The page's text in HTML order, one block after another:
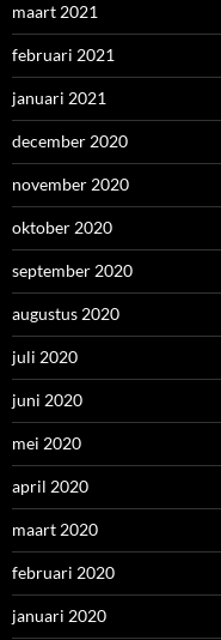
maart 2021
februari 2021
januari 2021
december 2020
november 2020
oktober 2020
september 2020
augustus 2020
juli 2020
juni 2020
mei 2020
april 2020
maart 2020
februari 2020
januari 2020